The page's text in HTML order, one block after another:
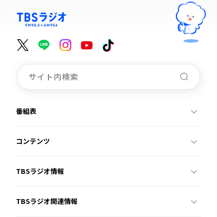
番組表
コンテンツ
TBSラジオ情報
TBSラジオ関連情報